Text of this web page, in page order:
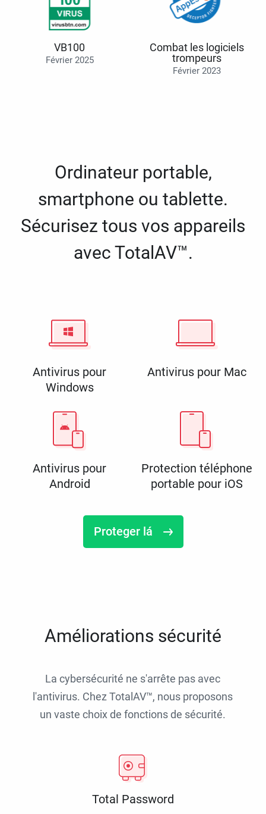
VB100
Février 2025
Combat les logiciels
trompeurs
Février 2023
Ordinateur portable,
smartphone ou tablette.
Sécurisez tous vos appareils
avec TotalAV™.
Antivirus pour
Windows
Antivirus pour Mac
Antivirus pour
Android
Protection téléphone
portable pour iOS
Proteger lá
Améliorations sécurité
La cybersécurité ne s'arrête pas avec
l'antivirus. Chez TotalAV™, nous proposons
un vaste choix de fonctions de sécurité.
Total Password